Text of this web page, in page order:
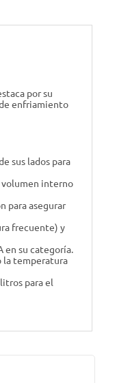
por su
enfriamiento
sus lados para
volumen interno
para asegurar
frecuente) y
en su categoría.
la temperatura
para el